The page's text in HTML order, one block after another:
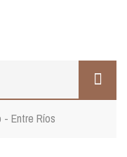
- Entre Ríos